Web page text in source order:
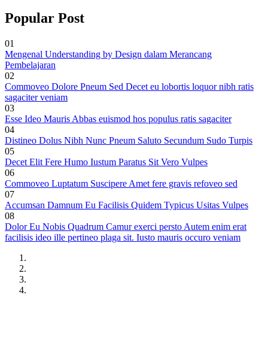
Popular Post
01
Mengenal Understanding by Design dalam Merancang
Pembelajaran
02
Commoveo Dolore Pneum Sed Decet eu lobortis loquor nibh ratis
sagaciter veniam
03
Esse Ideo Mauris Abbas euismod hos populus ratis sagaciter
04
Distineo Dolus Nibh Nunc Pneum Saluto Secundum Sudo Turpis
05
Decet Elit Fere Humo Iustum Paratus Sit Vero Vulpes
06
Commoveo Luptatum Suscipere Amet fere gravis refoveo sed
07
Accumsan Damnum Eu Facilisis Quidem Typicus Usitas Vulpes
08
Dolor Eu Nobis Quadrum Camur exerci persto Autem enim erat
facilisis ideo ille pertineo plaga sit. Iusto mauris occuro veniam